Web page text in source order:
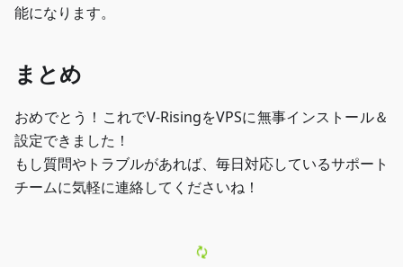
能になります。
まとめ
おめでとう！これでV-RisingをVPSに無事インストール＆
設定できました！
もし質問やトラブルがあれば、毎日対応しているサポート
チームに気軽に連絡してくださいね！